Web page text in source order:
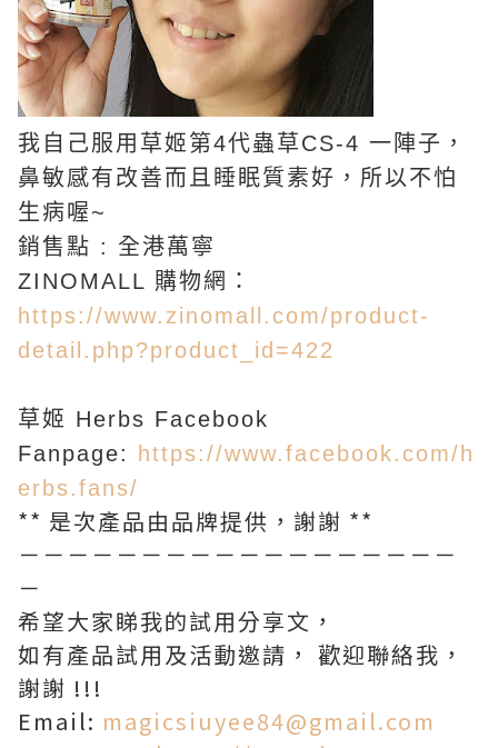
我自己服用草姬第4代蟲草CS-4 一陣子，
鼻敏感有改善而且睡眠質素好，所以不怕
生病喔~
銷售點 : 全港萬寧
ZINOMALL 購物網：
https://www.zinomall.com/product-
detail.php?product_id=422
草姬 Herbs Facebook
Fanpage:
https://www.facebook.com/h
erbs.fans/
** 是次產品由品牌提供，謝謝 **
－－－－－－－－－－－－－－－－－－
－
希望大家睇我的試用分享文，
如有產品試用及活動邀請， 歡迎聯絡我，
謝謝 !!!
Email: magicsiuyee84@gmail.com